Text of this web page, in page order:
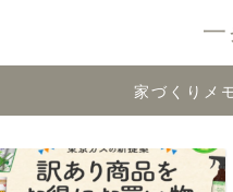
家づくりメ